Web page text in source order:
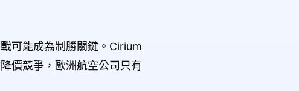
可能成為制勝關鍵。Cirium
價競爭，歐洲航空公司只有